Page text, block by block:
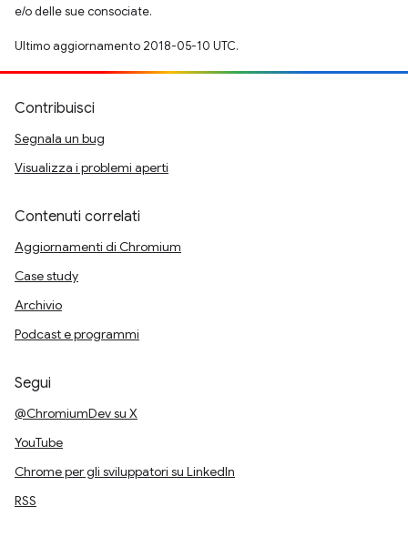
e/o delle sue consociate.
Ultimo aggiornamento 2018-05-10 UTC.
Contribuisci
Segnala un bug
Visualizza i problemi aperti
Contenuti correlati
Aggiornamenti di Chromium
Case study
Archivio
Podcast e programmi
Segui
@ChromiumDev su X
YouTube
Chrome per gli sviluppatori su LinkedIn
RSS